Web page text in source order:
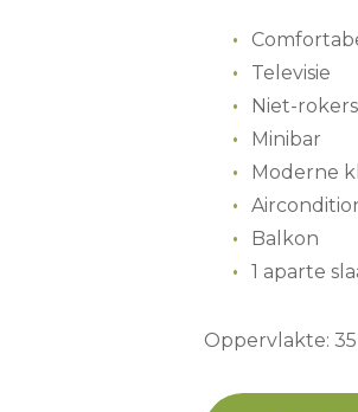
Televisie
Niet-
Minibar
Moderne
Balkon
1 aparte
Oppervlakte: 35